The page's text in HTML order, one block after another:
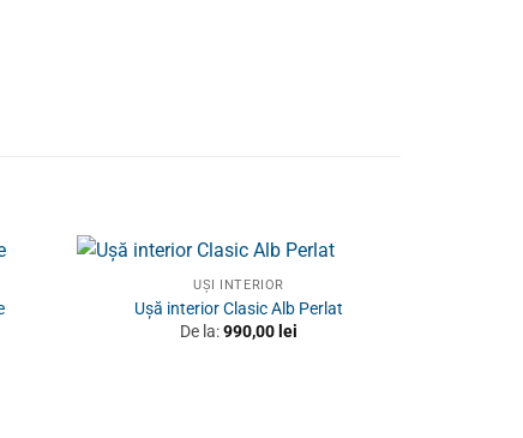
UȘI INTERIOR
Ușă interior Clasic Alb Perlat
De la:990,00 lei